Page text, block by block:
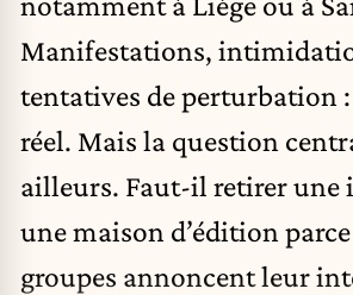
Manifestations,
tentatives de perturbation
réel. Mais la question
ailleurs. Faut-il retirer une
une maison d’édition
groupes annoncent leur